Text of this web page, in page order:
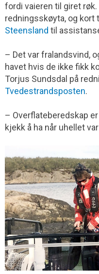
fordi vaieren til giret
redningsskøyta, og kort
Steensland til
– Det var fralandsvind,
havet hvis de ikke fikk
Torjus Sundsdal på
Tvedestrandsposten.
– Overflateberedskap
kjekk å ha når uhellet